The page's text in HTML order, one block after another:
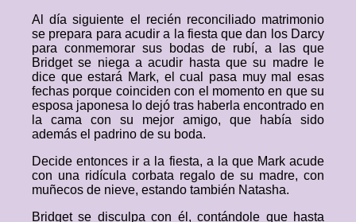
Al día siguiente el recién reconciliado matrimonio
se prepara para acudir a la fiesta que dan los Darcy
para conmemorar sus bodas de rubí, a las que
Bridget se niega a acudir hasta que su madre le
dice que estará Mark, el cual pasa muy mal esas
fechas porque coinciden con el momento en que su
esposa japonesa lo dejó tras haberla encontrado en
la cama con su mejor amigo, que había sido
además el padrino de su boda.
Decide entonces ir a la fiesta, a la que Mark acude
con una ridícula corbata regalo de su madre, con
muñecos de nieve, estando también Natasha.
Bridget se disculpa con él, contándole que hasta